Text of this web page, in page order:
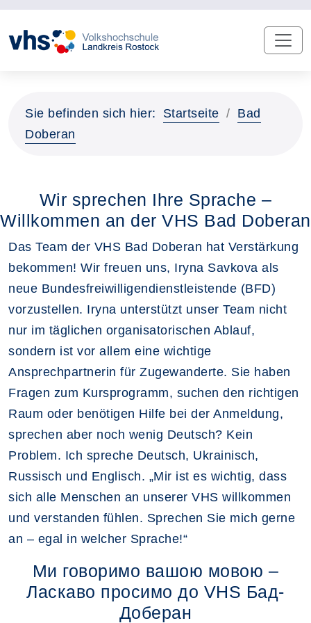
Sie befinden sich hier: Startseite
Bad
Doberan
Wir sprechen Ihre Sprache –
Willkommen an der VHS Bad Doberan
Das Team der VHS Bad Doberan hat Verstärkung
bekommen! Wir freuen uns, Iryna Savkova als
neue Bundesfreiwilligendienstleistende (BFD)
vorzustellen. Iryna unterstützt unser Team nicht
nur im täglichen organisatorischen Ablauf,
sondern ist vor allem eine wichtige
Ansprechpartnerin für Zugewanderte. Sie haben
Fragen zum Kursprogramm, suchen den richtigen
Raum oder benötigen Hilfe bei der Anmeldung,
sprechen aber noch wenig Deutsch? Kein
Problem. Ich spreche Deutsch, Ukrainisch,
Russisch und Englisch. „Mir ist es wichtig, dass
sich alle Menschen an unserer VHS willkommen
und verstanden fühlen. Sprechen Sie mich gerne
an – egal in welcher Sprache!“
Ми говоримо вашою мовою –
Ласкаво просимо до VHS Бад-
Доберан